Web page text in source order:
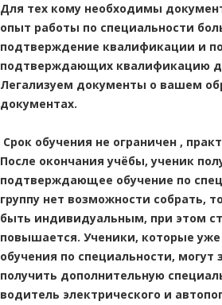
Для тех кому необходимы
опыт работы по специальности
подтверждение квалификации и
подтверждающих квалификацию
Легализуем документы о вашем
документах.
Срок обучения не ограничен ,
После окончания учёбы, ученик
подтверждающее обучение по
группу нет возможности собрать,
быть индивидуальным, при этом
повышается. Ученики, которые уже
обучения по специальности, могут
получить дополнительную
водитель электрического и